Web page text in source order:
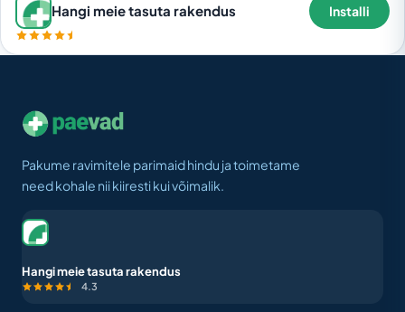
Hangi meie tasuta rakendus Installi
Pakume ravimitele parimaid hindu ja toimetame
need kohale nii kiiresti kui võimalik.
Hangi meie tasuta rakendus
4.3